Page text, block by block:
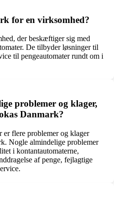
for en virksomhed?
der beskæftiger sig med
De tilbyder løsninger til
til pengeautomater rundt om i
problemer og klager,
Danmark?
er flere problemer og klager
Nogle almindelige problemer
i kontantautomaterne,
af penge, fejlagtige